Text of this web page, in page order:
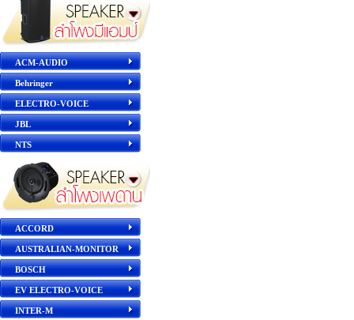
ACM-AUDIO
Behringer
ELECTRO-VOICE
JBL
NTS
ACCORD
AUSTRALIAN-MONITOR
BOSCH
EV ELECTRO-VOICE
INTER-M